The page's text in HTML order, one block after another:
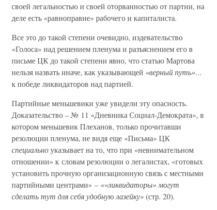
своей легальностью и своей оторванностью от партии, на
деле есть «равноправие» рабочего и капиталиста.
Все это до такой степени очевидно, издевательство
«Голоса» над решением пленума и разъяснением его в
письме ЦК до такой степени явно, что статью Мартова
нельзя назвать иначе, как указывающей «верный путь»…
к победе ликвидаторов над партией.
Партийные меньшевики уже увидели эту опасность.
Доказательство – № 11 «Дневника Социал-Демократа», в
котором меньшевик Плеханов, только прочитавши
резолюции пленума, не видя еще «Письма» ЦК
специальноуказывает на то, что при «невнимательном
отношении» к словам резолюции о легалистах, «готовых
установить прочную организационную связь с местными
партийными центрами» – ««ликвидаторы» могут
сделать тут для себя удобную лазейку»(стр. 20).